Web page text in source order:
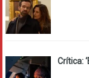
Crítica: